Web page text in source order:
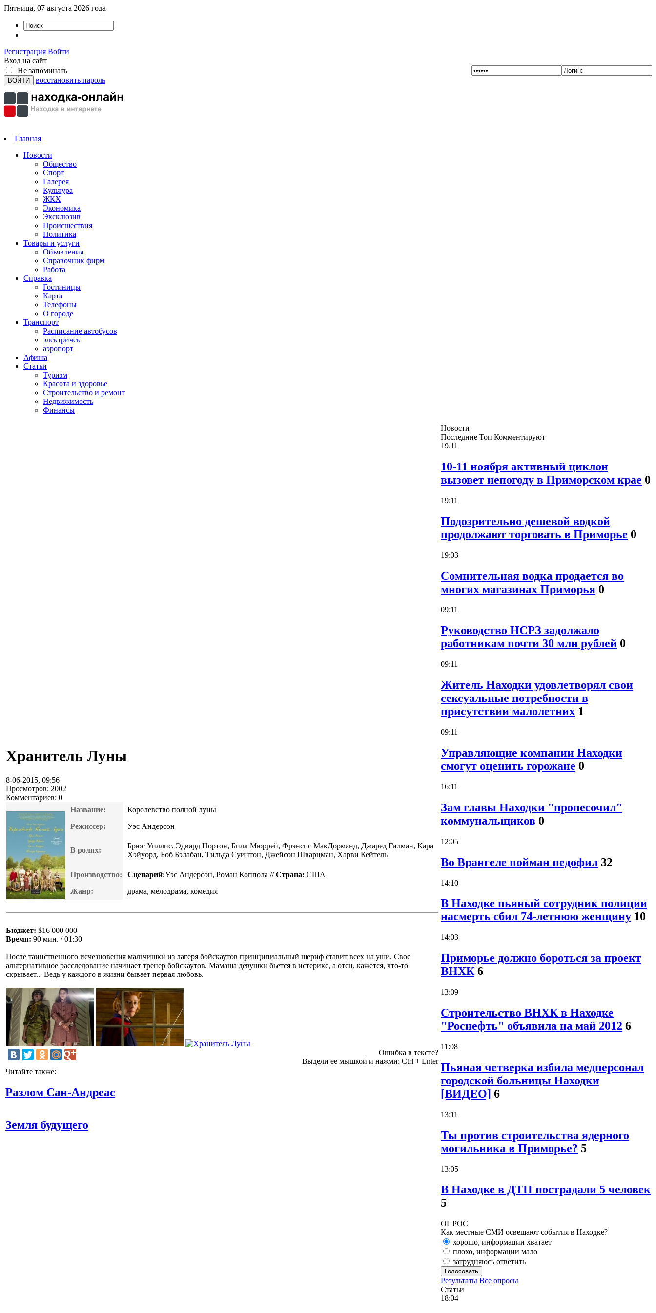
Пятница, 07 августа 2026 года
Регистрация Войти
Вход на сайт
Не запоминать
восстановить пароль
Главная
Новости
Общество
Спорт
Галерея
Культура
ЖКХ
Экономика
Эксклюзив
Проиcшествия
Политика
Товары и услуги
Объявления
Справочник фирм
Работа
Справка
Гостиницы
Карта
Телефоны
О городе
Транспорт
Расписание автобусов
электричек
аэропорт
Афиша
Статьи
Туризм
Красота и здоровье
Строительство и ремонт
Недвижимость
Финансы
Хранитель Луны
8-06-2015, 09:56
Просмотров: 2002
Комментариев: 0
Название:
Королевство полной луны
Режиссер:
Уэс Андерсон
В ролях:
Брюс Уиллис, Эдвард Нортон, Билл Мюррей, Фрэнсис МакДорманд, Джаред Гилман, Кара
Хэйуорд, Боб Бэлабан, Тильда Суинтон, Джейсон Шварцман, Харви Кейтель
Производство: Сценарий:Уэс Андерсон, Роман Коппола //Страна: США
Жанр:
драма, мелодрама, комедия
Бюджет: $16 000 000
Время: 90 мин. / 01:30
После таинственного исчезновения мальчишки из лагеря бойскаутов принципиальный шериф ставит всех на уши. Свое
альтернативное расследование начинает тренер бойскаутов. Мамаша девушки бьется в истерике, а отец, кажется, что-то
скрывает... Ведь у каждого в жизни бывает первая любовь.
Ошибка в тексте?
Выдели ее мышкой и нажми: Ctrl + Enter
Читайте также:
Разлом Сан-Андреас
Земля будущего
Новости
Последние Топ Комментируют
19:11
10-11 ноября активный циклон
вызовет непогоду в Приморском крае 0
19:11
Подозрительно дешевой водкой
продолжают торговать в Приморье 0
19:03
Сомнительная водка продается во
многих магазинах Приморья 0
09:11
Руководство НСРЗ задолжало
работникам почти 30 млн рублей 0
09:11
Житель Находки удовлетворял свои
сексуальные потребности в
присутствии малолетних 1
09:11
Управляющие компании Находки
смогут оценить горожане 0
16:11
Зам главы Находки "пропесочил"
коммунальщиков 0
12:05
Во Врангеле пойман педофил 32
14:10
В Находке пьяный сотрудник полиции
насмерть сбил 74-летнюю женщину 10
14:03
Приморье должно бороться за проект
ВНХК 6
13:09
Строительство ВНХК в Находке
"Роснефть" объявила на май 2012 6
11:08
Пьяная четверка избила медперсонал
городской больницы Находки
[ВИДЕО] 6
13:11
Ты против строительства ядерного
могильника в Приморье? 5
13:05
В Находке в ДТП пострадали 5 человек
5
ОПРОС
Как местные СМИ освещают события в Находке?
хорошо, информации хватает
плохо, информации мало
затрудняюсь ответить
Голосовать
Результаты Все опросы
Статьи
18:04